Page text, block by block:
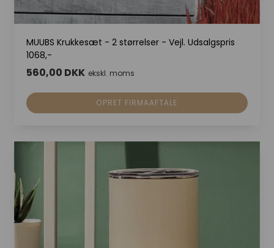
MUUBS Krukkesæt - 2 størrelser - Vejl. Udsalgspris
1068,-
560,00 DKK ekskl. moms
OPRET FIRMAAFTALE